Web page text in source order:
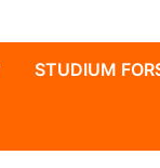
STUDIUM